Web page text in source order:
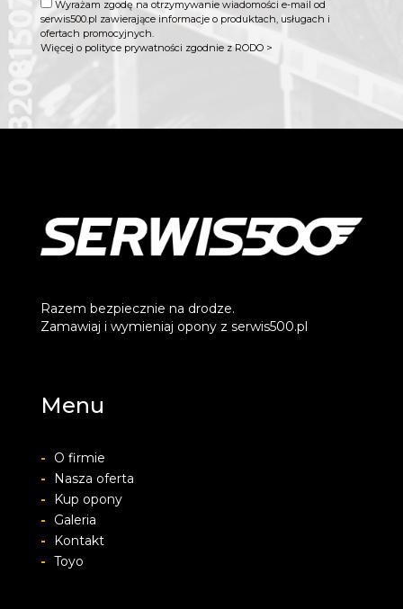
Wyrażam zgodę na otrzymywanie wiadomości e-mail od
serwis500.pl zawierające informacje o produktach, usługach i
ofertach promocyjnych.
Więcej o polityce prywatności zgodnie z RODO >
Razem bezpiecznie na drodze.
Zamawiaj i wymieniaj opony z serwis500.pl
Menu
-
O firmie
-
Nasza oferta
-
Kup opony
-
Galeria
-
Kontakt
- Toyo